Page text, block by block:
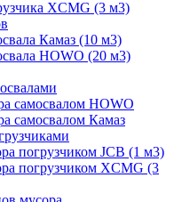
XCMG (3 м3)
Камаз (10 м3)
HOWO (20 м3)
самосвалом HOWO
самосвалом Камаз
погрузчиком JCB (1 м3)
погрузчиком XCMG (3